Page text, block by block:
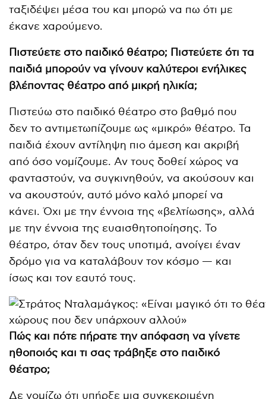
ταξιδέψει μέσα του και μπορώ να πω ότι με
έκανε χαρούμενο.
Πιστεύετε στο παιδικό θέατρο; Πιστεύετε ότι τα
παιδιά μπορούν να γίνουν καλύτεροι ενήλικες
βλέποντας θέατρο από μικρή ηλικία;
Πιστεύω στο παιδικό θέατρο στο βαθμό που
δεν το αντιμετωπίζουμε ως «μικρό» θέατρο. Τα
παιδιά έχουν αντίληψη πιο άμεση και ακριβή
από όσο νομίζουμε. Αν τους δοθεί χώρος να
φανταστούν, να συγκινηθούν, να ακούσουν και
να ακουστούν, αυτό μόνο καλό μπορεί να
κάνει. Όχι με την έννοια της «βελτίωσης», αλλά
με την έννοια της ευαισθητοποίησης. Το
θέατρο, όταν δεν τους υποτιμά, ανοίγει έναν
δρόμο για να καταλάβουν τον κόσμο — και
ίσως και τον εαυτό τους.
Πώς και πότε πήρατε την απόφαση να γίνετε
ηθοποιός και τι σας τράβηξε στο παιδικό
θέατρο;
Δε νομίζω ότι υπήρξε μια συγκεκριμένη